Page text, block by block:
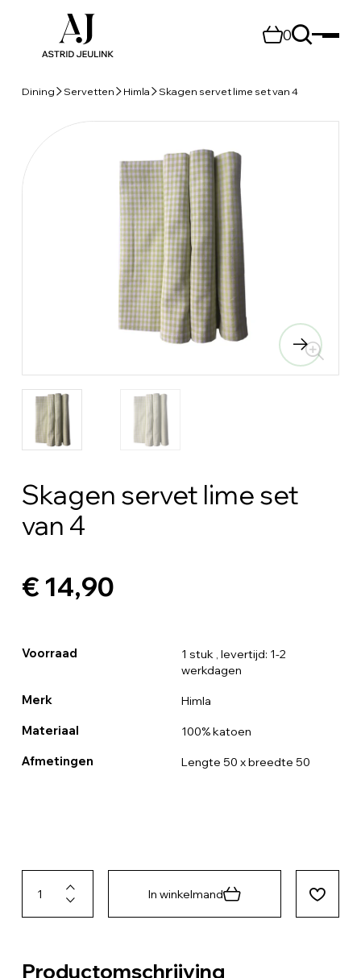
0
Dining Servetten Himla Skagen servet lime set van 4
Skagen servet lime set
van 4
€ 14,90
Voorraad 1 stuk , levertijd: 1-2
werkdagen
Merk Himla
Materiaal 100% katoen
Afmetingen Lengte 50 x breedte 50
In winkelmand
Productomschrijving